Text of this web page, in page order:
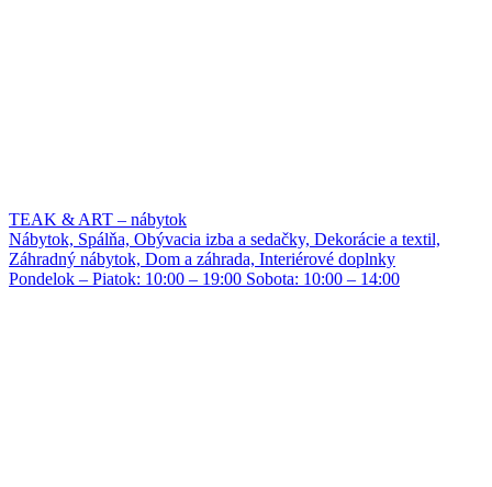
TEAK & ART – nábytok
Nábytok, Spálňa, Obývacia izba a sedačky, Dekorácie a textil,
Záhradný nábytok, Dom a záhrada, Interiérové doplnky
Pondelok – Piatok: 10:00 – 19:00 Sobota: 10:00 – 14:00